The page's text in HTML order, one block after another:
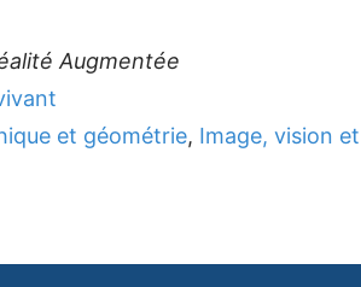
Augmentée
et géométrie, Image, vision et